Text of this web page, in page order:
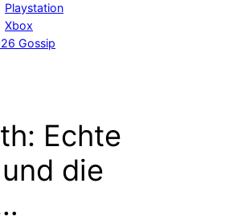
Playstation
Xbox
Gossip
Echte
die